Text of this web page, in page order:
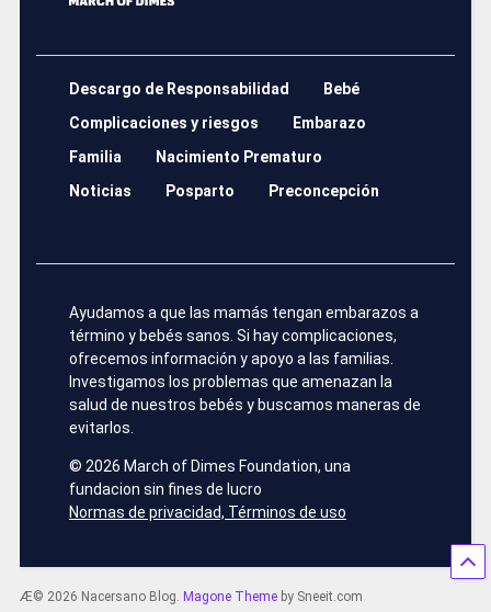
Descargo de Responsabilidad
Bebé
Complicaciones y riesgos
Embarazo
Familia
Nacimiento Prematuro
Noticias
Posparto Preconcepción
Ayudamos a que las mamás tengan embarazos a
término y bebés sanos. Si hay complicaciones,
ofrecemos información y apoyo a las familias.
Investigamos los problemas que amenazan la
salud de nuestros bebés y buscamos maneras de
evitarlos.
© 2026 March of Dimes Foundation, una
fundacion sin fines de lucro
Normas de privacidad, Términos de uso
Æ© 2026 Nacersano Blog. Magone Themeby Sneeit.com